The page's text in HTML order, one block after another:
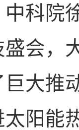
科院
会，
巨大
能热